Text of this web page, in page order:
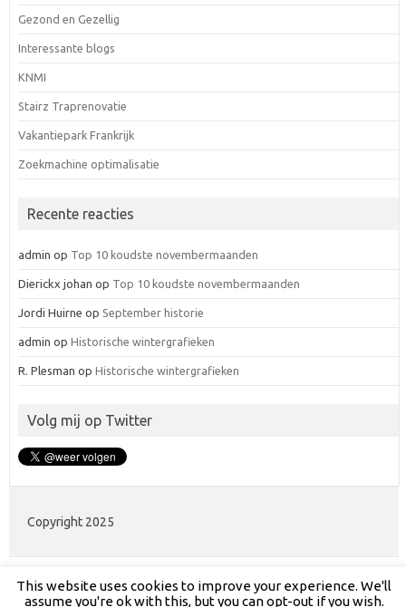
Gezond en Gezellig
Interessante blogs
KNMI
Stairz Traprenovatie
Vakantiepark Frankrijk
Zoekmachine optimalisatie
Recente reacties
admin op Top 10 koudste novembermaanden
Dierickx johan op Top 10 koudste novembermaanden
Jordi Huirne op September historie
admin op Historische wintergrafieken
R. Plesman op Historische wintergrafieken
Volg mij op Twitter
Copyright 2025
This website uses cookies to improve your experience. We'll
assume you're ok with this, but you can opt-out if you wish.